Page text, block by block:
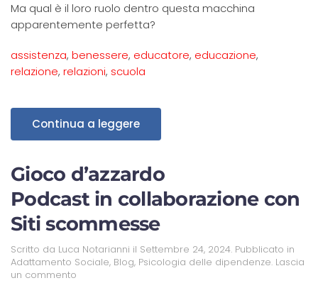
Ma qual è il loro ruolo dentro questa macchina
apparentemente perfetta?
assistenza, benessere, educatore, educazione,
relazione, relazioni, scuola
Continua a leggere
Gioco d’azzardo
Podcast in collaborazione con
Siti scommesse
Scritto da Luca Notarianni il Settembre 24, 2024. Pubblicato in
Adattamento Sociale, Blog, Psicologia delle dipendenze. Lascia
un commento